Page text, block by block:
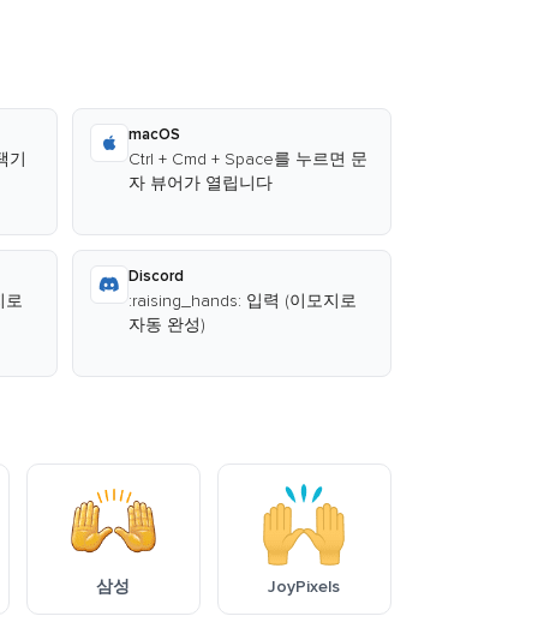
기
macOS
Ctrl + Cmd + Space를 누르면 문
자 뷰어가 열립니다
로
Discord
:raising_hands: 입력 (이모지로
자동 완성)
삼성 JoyPixels